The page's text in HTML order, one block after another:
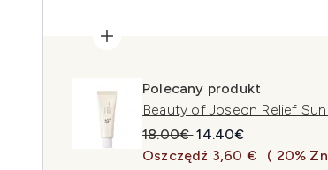
Polecany produkt
Beauty of Joseon Relief
Sugerowana cena
18.00€Aktualna cena:
14.40€
Oszczędź 3,60 €
( 20%